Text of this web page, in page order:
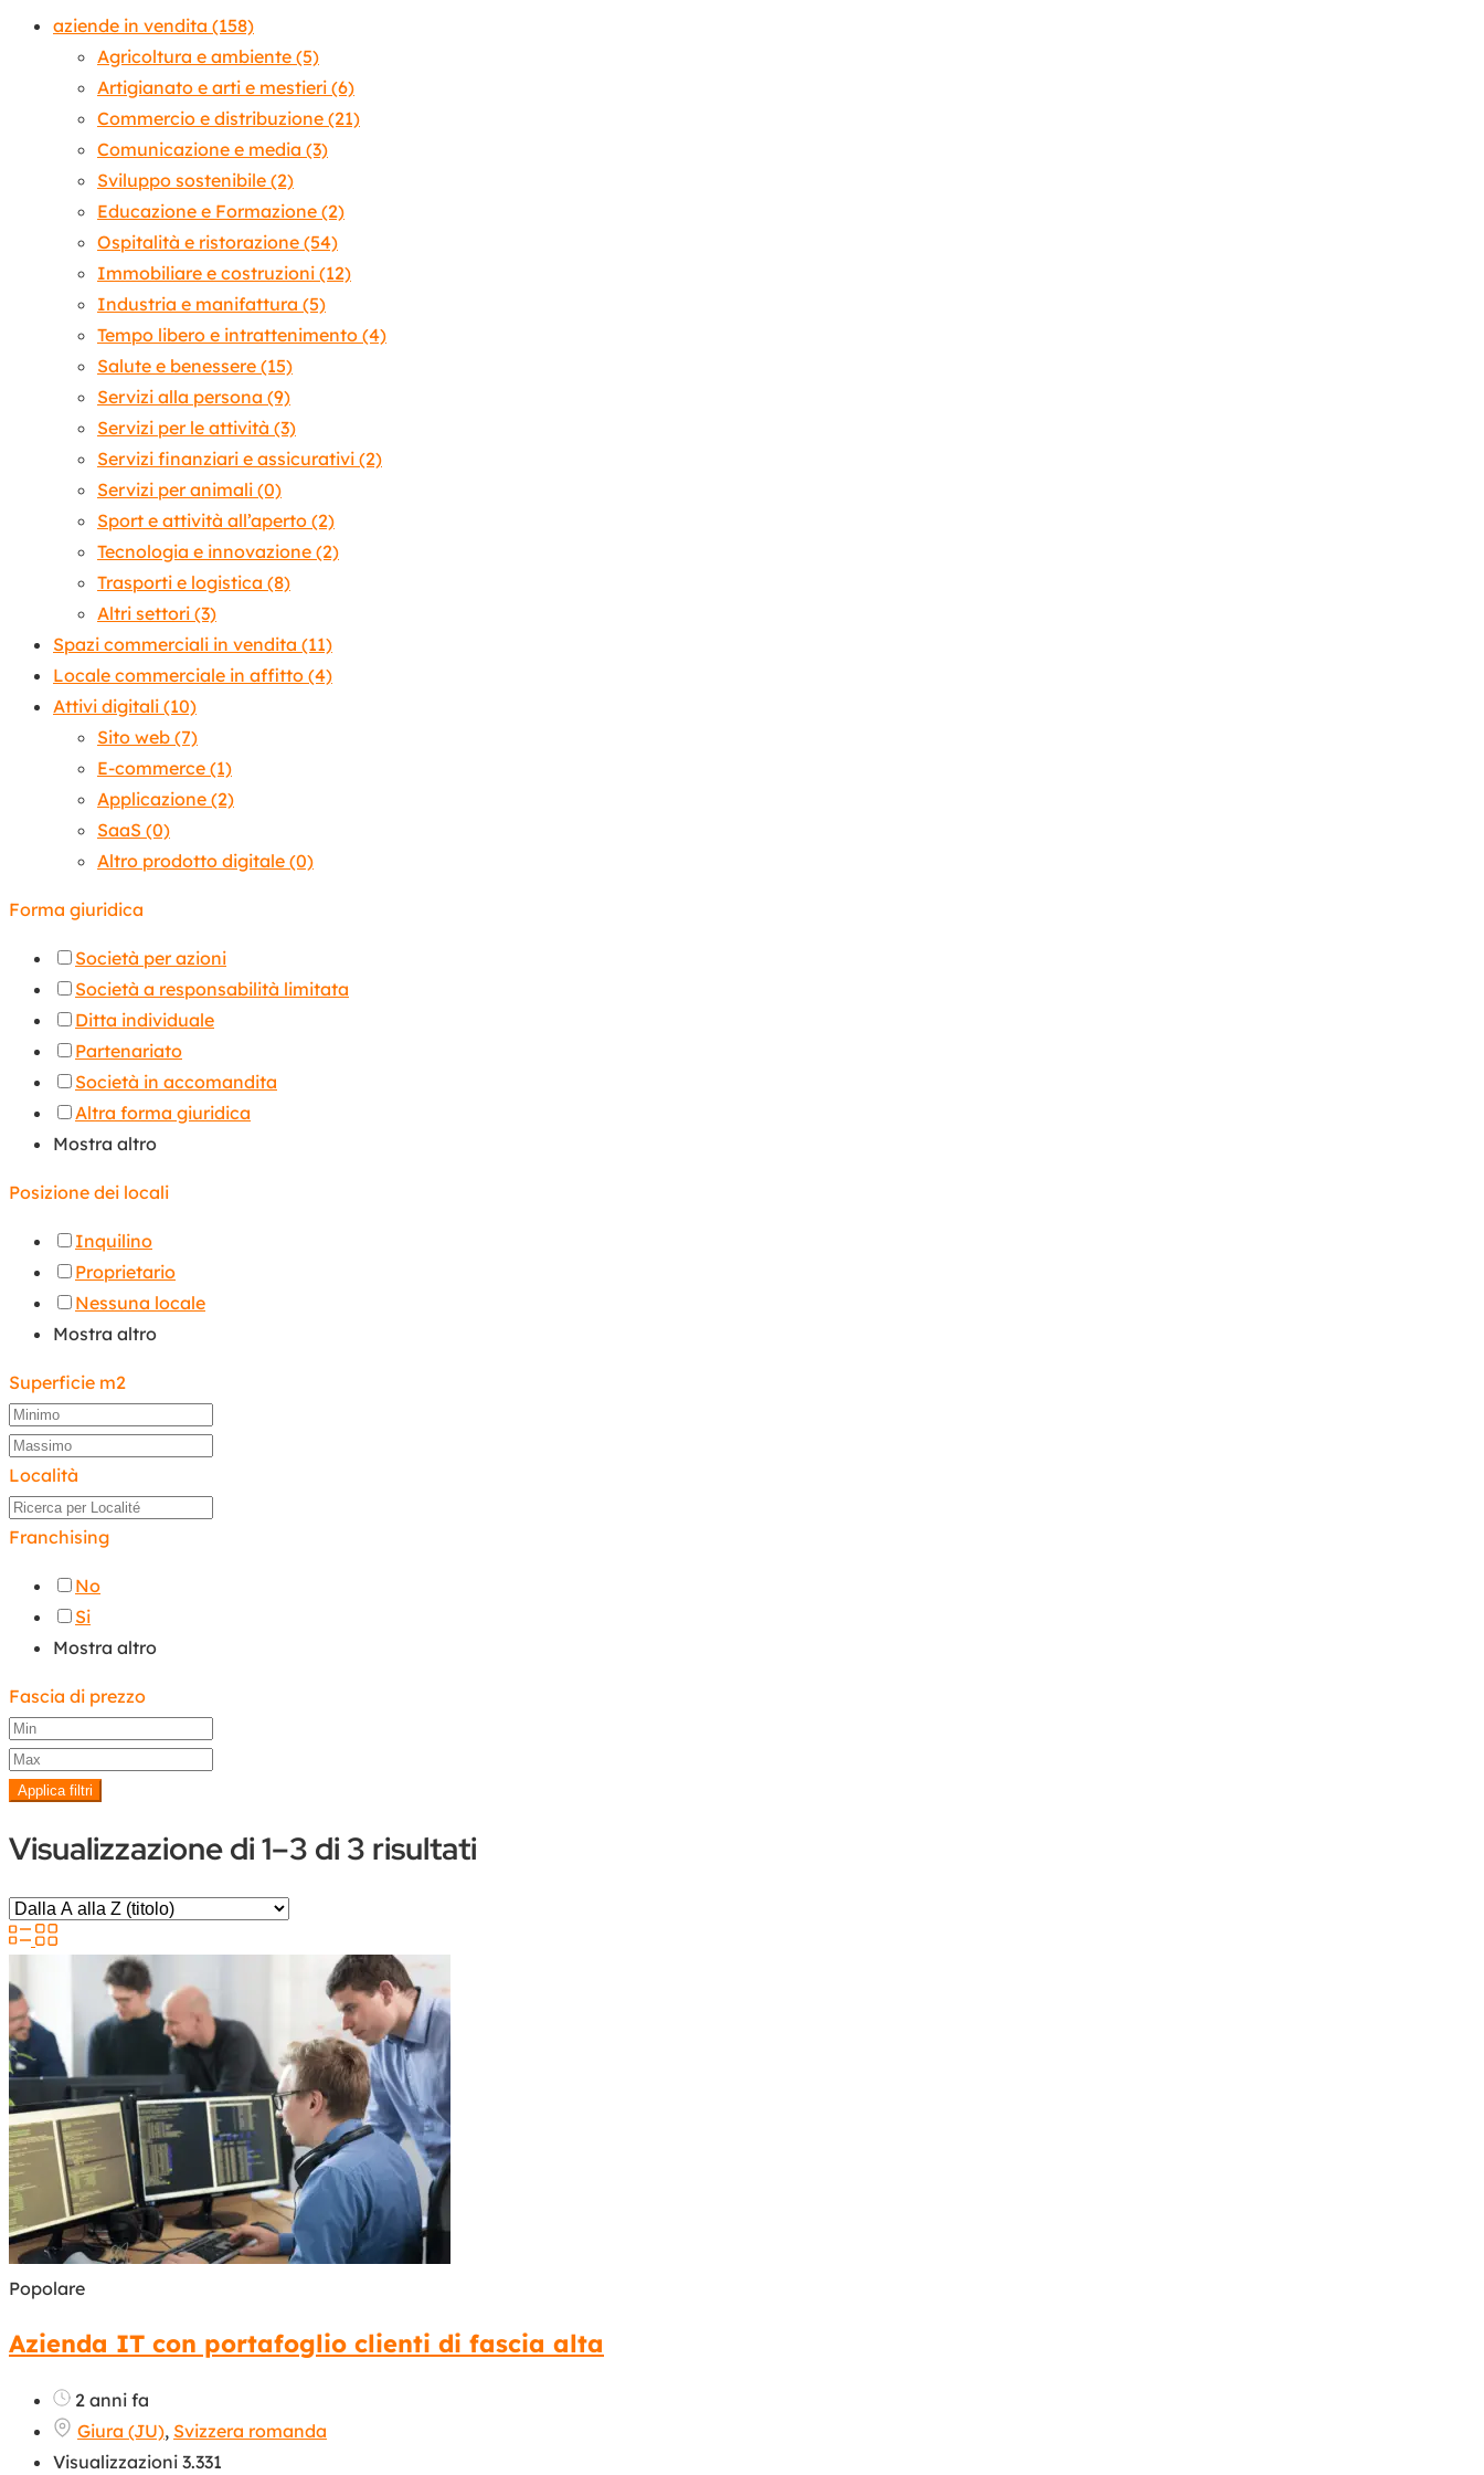
aziende in vendita (158)
Agricoltura e ambiente (5)
Artigianato e arti e mestieri (6)
Commercio e distribuzione (21)
Comunicazione e media (3)
Sviluppo sostenibile (2)
Educazione e Formazione (2)
Ospitalità e ristorazione (54)
Immobiliare e costruzioni (12)
Industria e manifattura (5)
Tempo libero e intrattenimento (4)
Salute e benessere (15)
Servizi alla persona (9)
Servizi per le attività (3)
Servizi finanziari e assicurativi (2)
Servizi per animali (0)
Sport e attività all’aperto (2)
Tecnologia e innovazione (2)
Trasporti e logistica (8)
Altri settori (3)
Spazi commerciali in vendita (11)
Locale commerciale in affitto (4)
Attivi digitali (10)
Sito web (7)
E-commerce (1)
Applicazione (2)
SaaS (0)
Altro prodotto digitale (0)
Forma giuridica
Società per azioni
Società a responsabilità limitata
Ditta individuale
Partenariato
Società in accomandita
Altra forma giuridica
Mostra altro
Posizione dei locali
Inquilino
Proprietario
Nessuna locale
Mostra altro
Superficie m2
Località
Franchising
No
Si
Mostra altro
Fascia di prezzo
Applica filtri
Visualizzazione di 1–3 di 3 risultati
Popolare
Azienda IT con portafoglio clienti di fascia alta
2 anni fa
Giura (JU), Svizzera romanda
Visualizzazioni 3.331